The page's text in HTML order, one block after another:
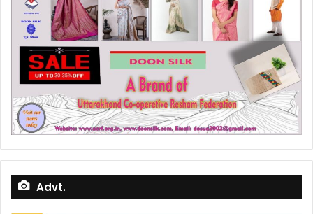
Advt.